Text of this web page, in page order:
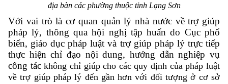
địa bàn các phường thuộc tỉnh Lạng Sơn
Với vai trò là cơ quan quản lý nhà nước về trợ giúp
pháp lý, thông qua hội nghị tập huấn do Cục phổ
biến, giáo dục pháp luật và trợ giúp pháp lý trực tiếp
thực hiện chỉ đạo nội dung, hướng dẫn nghiệp vụ
công táckhông chỉ giúp cho các quy định của pháp luật
về trợ giúp pháp lý đến gần hơn với đối tượng ở cơ sở